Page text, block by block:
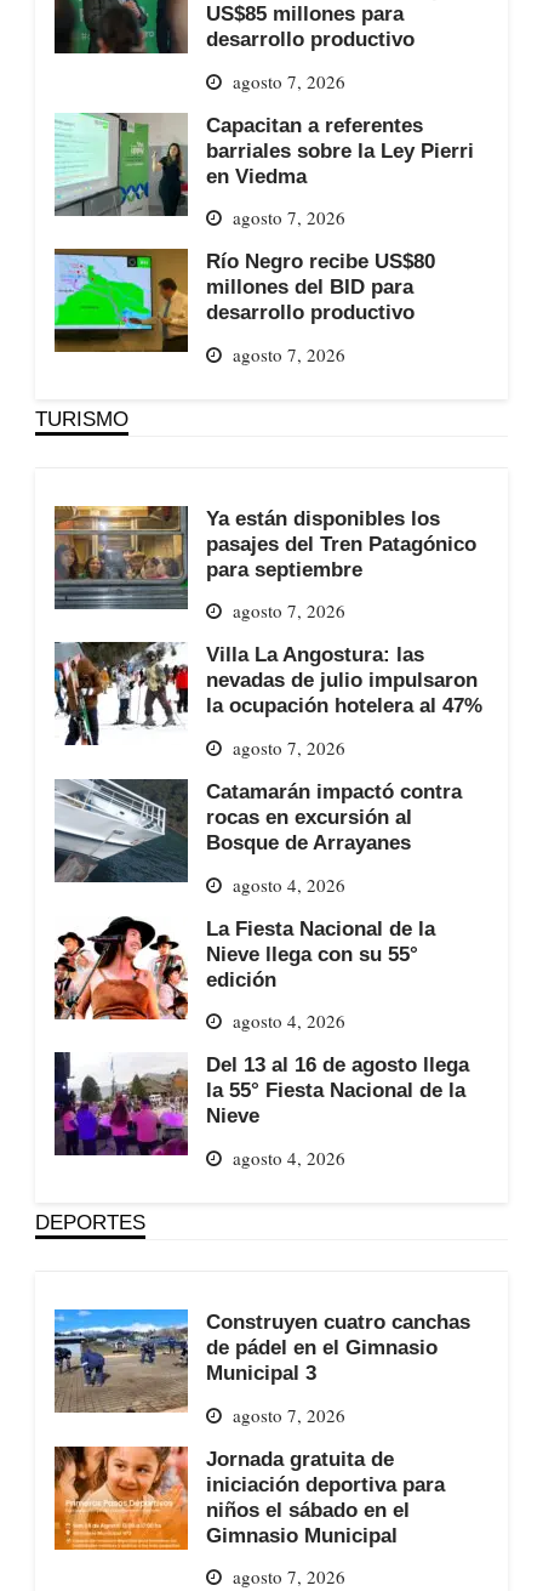
US$85 millones para
desarrollo productivo
agosto 7, 2026
Capacitan a referentes
barriales sobre la Ley Pierri
en Viedma
agosto 7, 2026
Río Negro recibe US$80
millones del BID para
desarrollo productivo
agosto 7, 2026
TURISMO
Ya están disponibles los
pasajes del Tren Patagónico
para septiembre
agosto 7, 2026
Villa La Angostura: las
nevadas de julio impulsaron
la ocupación hotelera al 47%
agosto 7, 2026
Catamarán impactó contra
rocas en excursión al
Bosque de Arrayanes
agosto 4, 2026
La Fiesta Nacional de la
Nieve llega con su 55°
edición
agosto 4, 2026
Del 13 al 16 de agosto llega
la 55° Fiesta Nacional de la
Nieve
agosto 4, 2026
DEPORTES
Construyen cuatro canchas
de pádel en el Gimnasio
Municipal 3
agosto 7, 2026
Jornada gratuita de
iniciación deportiva para
niños el sábado en el
Gimnasio Municipal
agosto 7, 2026